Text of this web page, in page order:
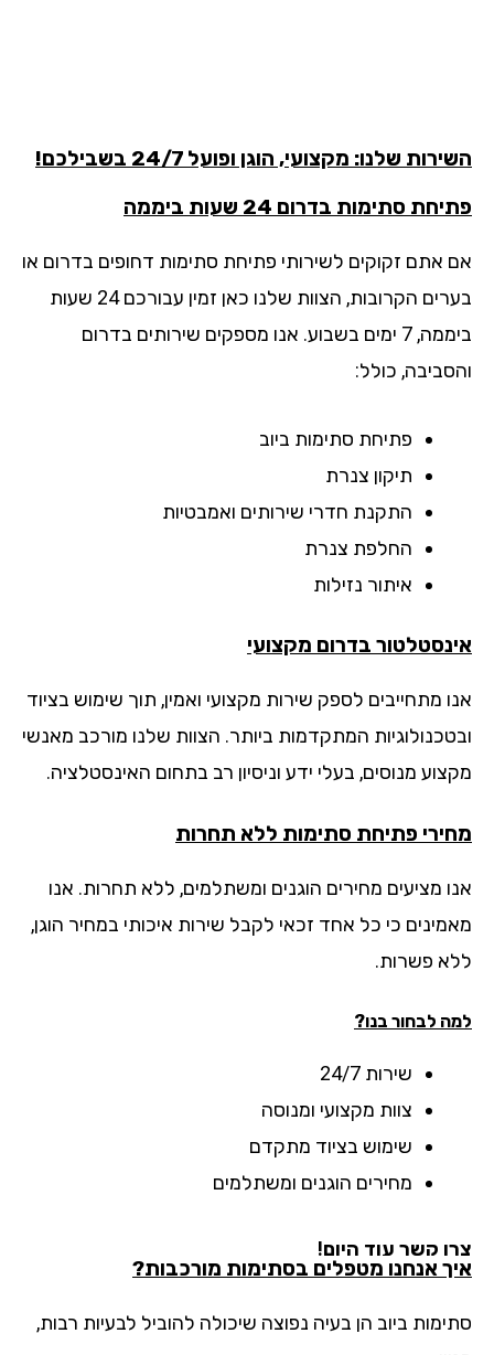
שלנו: מקצועי, הוגן ופועל 24/7 בשבילכם!
סתימות בדרום 24 שעות ביממה
אתם זקוקים לשירותי פתיחת סתימות דחופים בדרום או
בערים הקרובות, הצוות שלנו כאן זמין עבורכם 24 שעות
ביממה, 7 ימים בשבוע. אנו מספקים שירותים בדרום
כולל:
פתיחת סתימות ביוב
תיקון צנרת
התקנת חדרי שירותים ואמבטיות
החלפת צנרת
איתור נזילות
בדרום מקצועי
מתחייבים לספק שירות מקצועי ואמין, תוך שימוש בציוד
המתקדמות ביותר. הצוות שלנו מורכב מאנשי
מנוסים, בעלי ידע וניסיון רב בתחום האינסטלציה.
פתיחת סתימות ללא תחרות
מציעים מחירים הוגנים ומשתלמים, ללא תחרות. אנו
כי כל אחד זכאי לקבל שירות איכותי במחיר הוגן,
פשרות.
לבחור בנו?
שירות 24/7
צוות מקצועי ומנוסה
שימוש בציוד מתקדם
מחירים הוגנים ומשתלמים
קשר עוד היום!
אנחנו מטפלים בסתימות מורכבות?
ביוב הן בעיה נפוצה שיכולה להוביל לבעיות רבות,